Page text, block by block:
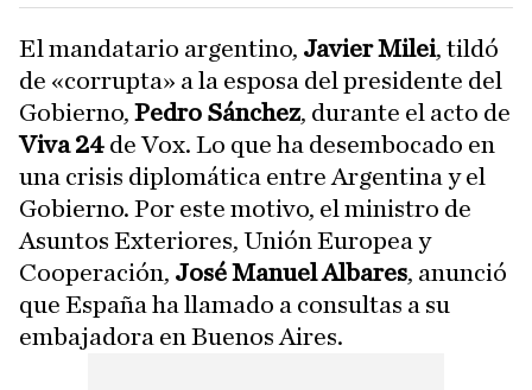
El mandatario argentino, Javier Milei, tildó
de «corrupta» a la esposa del presidente del
Gobierno, Pedro Sánchez, durante el acto de
Viva 24 de Vox. Lo que ha desembocado en
una crisis diplomática entre Argentina y el
Gobierno. Por este motivo, el ministro de
Asuntos Exteriores, Unión Europea y
Cooperación, José Manuel Albares, anunció
que España ha llamado a consultas a su
embajadora en Buenos Aires.